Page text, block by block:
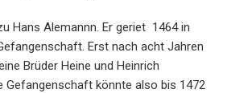
Hans Alemannn. Er geriet 1464 in
Erst nach acht Jahren
Brüder Heine und Heinrich
Gefangenschaft könnte also bis 1472